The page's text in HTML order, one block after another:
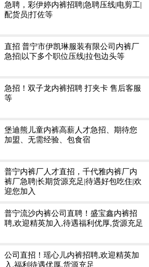
急聘，彩伊婷内裤招聘|急聘压线|电剪工|
配货员|打佐等
直招 普宁市伊凯琳服装有限公司内裤厂
急招|以下多个职位压线|拉包边头等
急招！双子龙内裤招聘 打夹卡 售后客服
等
堡迪熊儿童内裤高薪人才急招、期待您
加盟、无需经验、包食宿
普宁内裤厂人才直招，千代雅内裤厂内
裤厂急聘|长期货源充足|待遇好包吃住|欢
迎您加入
普宁流沙内裤公司直聘！盛宝鑫内裤招
聘,欢迎精英加入,待遇福利优厚,货源充足
公司直招！瑶心儿内裤招聘,欢迎精英加
入,福利待遇优厚,货源充足
了招聘信息
位：扎边
咨询职位：洛头
发布了招聘信息
职位：杂工